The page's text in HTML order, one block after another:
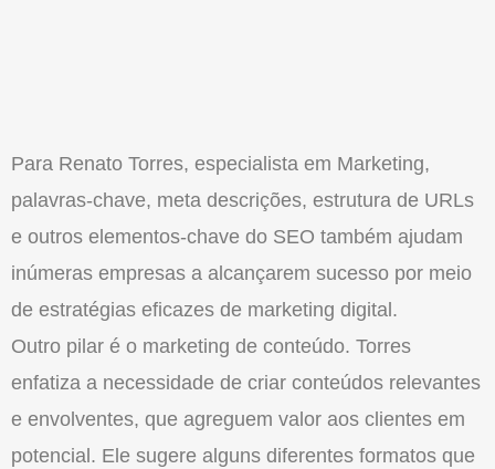
Para Renato Torres, especialista em Marketing,
palavras-chave, meta descrições, estrutura de URLs
e outros elementos-chave do SEO também ajudam
inúmeras empresas a alcançarem sucesso por meio
de estratégias eficazes de marketing digital.
Outro pilar é o marketing de conteúdo. Torres
enfatiza a necessidade de criar conteúdos relevantes
e envolventes, que agreguem valor aos clientes em
potencial. Ele sugere alguns diferentes formatos que